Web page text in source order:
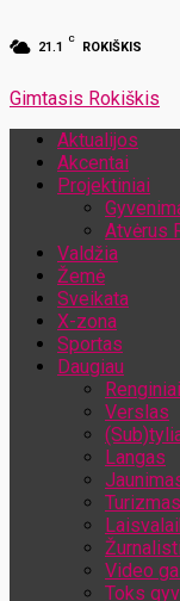
21.1
C
ROKIŠKIS
Gimtasis Rokiškis
Aktualijos
Akcentai
Projektiniai
Atvėrus
Valdžia
Žemė
Sveikata
X-zona
Sportas
Daugiau
Renginiai
Verslas
Langas
Turizmas
Video
Toks